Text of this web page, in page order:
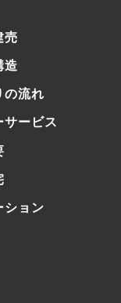
売
造
の流れ
サービス
ション